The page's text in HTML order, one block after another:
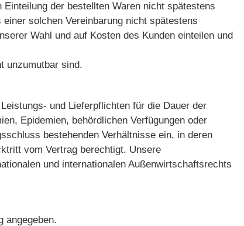
der bestellten Waren nicht spätestens
solchen Vereinbarung nicht spätestens
Wahl und auf Kosten des Kunden einteilen und
unzumutbar sind.
und Lieferpflichten für die Dauer der
Epidemien, behördlichen Verfügungen oder
bestehenden Verhältnisse ein, in deren
vom Vertrag berechtigt. Unsere
und internationalen Außenwirtschaftsrechts
angegeben.